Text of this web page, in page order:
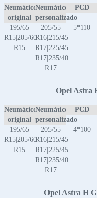
Neumático
original
Neumático
personalizado
PCD
195/65
R15|205/60
R15
205/55
R16|215/45
R17|225/45
R17|235/40
R17
5*110
Opel Astra
Neumático
original
Neumático
personalizado
PCD
195/65
R15|205/60
R15
205/55
R16|215/45
R17|225/45
R17|235/40
R17
4*100
Opel Astra H